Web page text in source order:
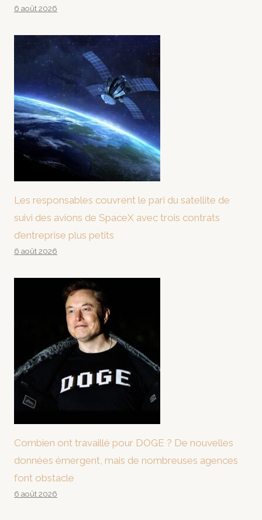
6 août 2026
Les responsables couvrent le pari du satellite de
suivi des avions de SpaceX avec trois contrats
d’entreprise plus petits
6 août 2026
Combien ont travaillé pour DOGE ? De nouvelles
données émergent, mais de nombreuses agences
font obstacle
6 août 2026